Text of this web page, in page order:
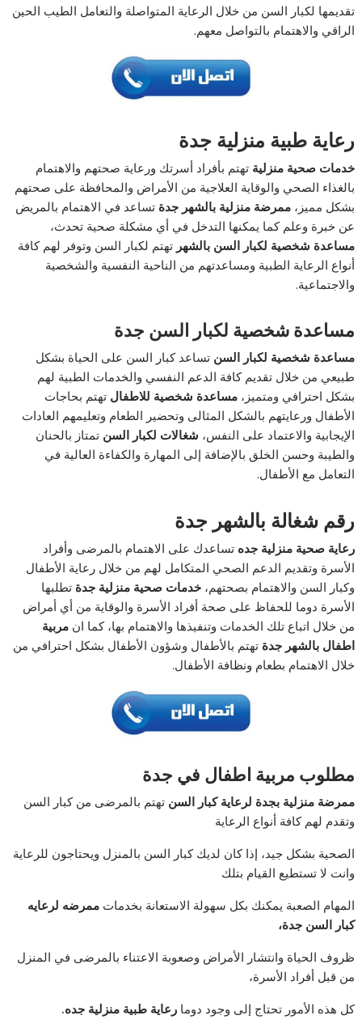
تقديمها لكبار السن من خلال الرعاية المتواصلة والتعامل الطيب الحين
الراقي والاهتمام بالتواصل معهم.
رعاية طبية منزلية جدة
خدمات صحية منزليةتهتم بأفراد أسرتك ورعاية صحتهم والاهتمام
بالغذاء الصحي والوقاية العلاجية من الأمراض والمحافظة على صحتهم
بشكل مميز،ممرضة منزلية بالشهر جدةتساعد في الاهتمام بالمريض
عن خبرة وعلم كما يمكنها التدخل في أي مشكلة صحية تحدث،
مساعدة شخصية لكبار السن بالشهرتهتم لكبار السن وتوفر لهم كافة
أنواع الرعاية الطبية ومساعدتهم من الناحية النفسية والشخصية
والاجتماعية.
مساعدة شخصية لكبار السن جدة
مساعدة شخصية لكبار السنتساعد كبار السن على الحياة بشكل
طبيعي من خلال تقديم كافة الدعم النفسي والخدمات الطبية لهم
بشكل احترافي ومتميز،مساعدة شخصية للاطفالتهتم بحاجات
الأطفال ورعايتهم بالشكل المثالى وتحضير الطعام وتعليمهم العادات
الإيجابية والاعتماد على النفس، شغالات لكبار السنتمتاز بالحنان
والطيبة وحسن الخلق بالإضافة إلى المهارة والكفاءة العالية في
التعامل مع الأطفال.
رقم شغالة بالشهر جدة
رعاية صحية منزلية جدهتساعدك على الاهتمام بالمرضى وأفراد
الأسرة وتقديم الدعم الصحي المتكامل لهم من خلال رعاية الأطفال
وكبار السن والاهتمام بصحتهم،خدمات صحية منزلية جدةتطلبها
الأسرة دوما للحفاظ على صحة أفراد الأسرة والوقاية من أي أمراض
من خلال اتباع تلك الخدمات وتنفيذها والاهتمام بها، كما انمربية
اطفال بالشهر جدةتهتم بالأطفال وشؤون الأطفال بشكل احترافي من
خلال الاهتمام بطعام ونظافة الأطفال.
مطلوب مربية اطفال في جدة
ممرضة منزلية بجدة لرعاية كبار السنتهتم بالمرضى من كبار السن
وتقدم لهم كافة أنواع الرعاية
الصحية بشكل جيد، إذا كان لديك كبار السن بالمنزل ويحتاجون للرعاية
وانت لا تستطيع القيام بتلك
المهام الصعبة يمكنك بكل سهولة الاستعانة بخدماتممرضه لرعايه
كبار السن جدة،
ظروف الحياة وانتشار الأمراض وصعوبة الاعتناء بالمرضى في المنزل
من قبل أفراد الأسرة،
كل هذه الأمور تحتاج إلى وجود دومارعاية طبية منزلية جده.